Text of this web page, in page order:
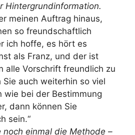
Hintergrundinformation.
meinen Auftrag hinaus,
so freundschaftlich
ich hoffe, es hört es
als Franz, und der ist
alle Vorschrift freundlich zu
Sie auch weiterhin so viel
wie bei der Bestimmung
dann können Sie
sein.“
noch einmal die Methode –